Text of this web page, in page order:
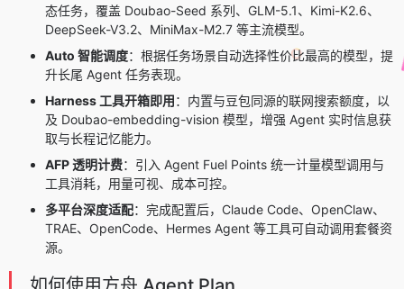
态任务，覆盖 Doubao-Seed 系列、GLM-5.1、Kimi-K2.6、
DeepSeek-V3.2、 MiniMax-M2.7 等主流模型。
Auto 智能调度：根据任务场景自动选择性价比最高的模型，提
升长尾 Agent 任务表现。
Harness 工具开箱即用：内置与豆包同源的联网搜索额度，以
及 Doubao-embedding-vision 模型，增强 Agent 实时信息获
取与长程记忆能力。
AFP 透明计费：引入 Agent Fuel Points 统一计量模型调用与
工具消耗，用量可视、成本可控。
多平台深度适配：完成配置后， Claude Code、 OpenClaw、
TRAE、 OpenCode、Hermes Agent 等工具可自动调用套餐资
源。